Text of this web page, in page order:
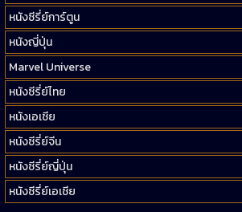
หนังซีรี่ย์การ์ตูน
หนังญี่ปุ่น
Marvel Universe
หนังซีรี่ย์ไทย
หนังเอเชีย
หนังซีรี่ย์จีน
หนังซีรี่ย์ญี่ปุ่น
หนังซีรี่ย์เอเชีย